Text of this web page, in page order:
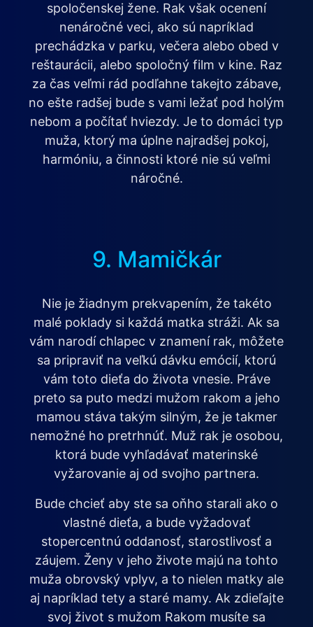
spoločenskej žene. Rak však ocenení
nenáročné veci, ako sú napríklad
prechádzka v parku, večera alebo obed v
reštaurácii, alebo spoločný film v kine. Raz
za čas veľmi rád podľahne takejto zábave,
no ešte radšej bude s vami ležať pod holým
nebom a počítať hviezdy. Je to domáci typ
muža, ktorý ma úplne najradšej pokoj,
harmóniu, a činnosti ktoré nie sú veľmi
náročné.
9. Mamičkár
Nie je žiadnym prekvapením, že takéto
malé poklady si každá matka stráži. Ak sa
vám narodí chlapec v znamení rak, môžete
sa pripraviť na veľkú dávku emócií, ktorú
vám toto dieťa do života vnesie. Práve
preto sa puto medzi mužom rakom a jeho
mamou stáva takým silným, že je takmer
nemožné ho pretrhnúť. Muž rak je osobou,
ktorá bude vyhľadávať materinské
vyžarovanie aj od svojho partnera.
Bude chcieť aby ste sa oňho starali ako o
vlastné dieťa, a bude vyžadovať
stopercentnú oddanosť, starostlivosť a
záujem. Ženy v jeho živote majú na tohto
muža obrovský vplyv, a to nielen matky ale
aj napríklad tety a staré mamy. Ak zdieľajte
svoj život s mužom Rakom musíte sa